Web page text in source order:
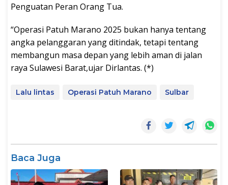
Penguatan Peran Orang Tua.
“Operasi Patuh Marano 2025 bukan hanya tentang
angka pelanggaran yang ditindak, tetapi tentang
membangun masa depan yang lebih aman di jalan
raya Sulawesi Barat,ujar Dirlantas. (*)
Lalu lintas Operasi Patuh Marano Sulbar
Baca Juga